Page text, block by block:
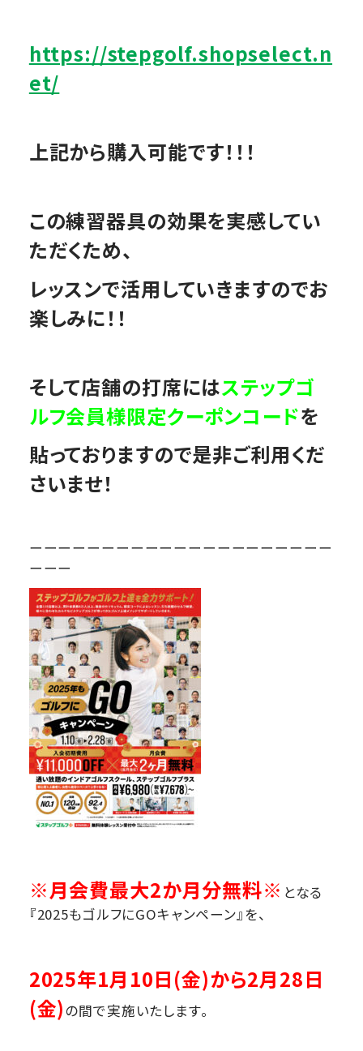
https://stepgolf.shopselect.n
et/
上記から購入可能です！！！
この練習器具の効果を実感してい
ただくため、
レッスンで活用していきますのでお
楽しみに！！
そして店舗の打席にはステップゴ
ルフ会員様限定クーポンコードを
貼っておりますので是非ご利用くだ
さいませ！
ーーーーーーーーーーーーーーーーーーーーー
ーーー
※月会費最大2か月分無料※ となる
『2025もゴルフにGOキャンペーン』を、
2025年1月10日(金)から2月28日
(金)の間で実施いたします。